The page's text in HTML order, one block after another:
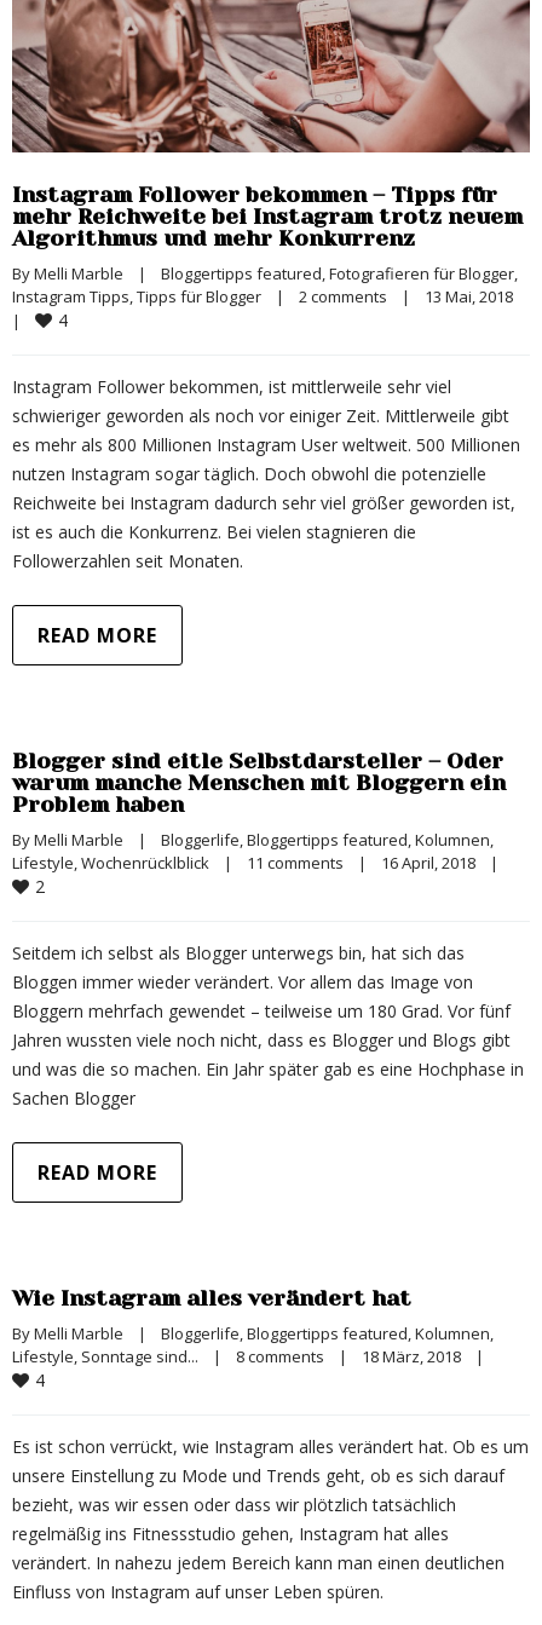
Instagram Follower bekommen – Tipps für
mehr Reichweite bei Instagram trotz neuem
Algorithmus und mehr Konkurrenz
By Melli Marble | Bloggertipps featured, Fotografieren für Blogger
Instagram Tipps, Tipps für Blogger | 2 comments |
|
4
Instagram Follower bekommen, ist mittlerweile sehr viel
schwieriger geworden als noch vor einiger Zeit. Mittlerweile gibt
es mehr als 800 Millionen Instagram User weltweit. 500 Millionen
nutzen Instagram sogar täglich. Doch obwohl die potenzielle
Reichweite bei Instagram dadurch sehr viel größer geworden ist,
ist es auch die Konkurrenz. Bei vielen stagnieren die
Followerzahlen seit Monaten.
READ MORE
Blogger sind eitle Selbstdarsteller – Oder
warum manche Menschen mit Bloggern ein
Problem haben
By Melli Marble | Bloggerlife, Bloggertipps featured, Kolumnen
Lifestyle, Wochenrücklblick | 11 comments | 16 April, 2018 |
2
Seitdem ich selbst als Blogger unterwegs bin, hat sich das
Bloggen immer wieder verändert. Vor allem das Image von
Bloggern mehrfach gewendet – teilweise um 180 Grad. Vor fünf
Jahren wussten viele noch nicht, dass es Blogger und Blogs gibt
und was die so machen. Ein Jahr später gab es eine Hochphase in
Sachen Blogger
READ MORE
Wie Instagram alles verändert hat
By Melli Marble | Bloggerlife, Bloggertipps featured, Kolumnen
Lifestyle, Sonntage sind... | 8 comments | 18 März, 2018 |
4
Es ist schon verrückt, wie Instagram alles verändert hat. Ob es um
unsere Einstellung zu Mode und Trends geht, ob es sich darauf
bezieht, was wir essen oder dass wir plötzlich tatsächlich
regelmäßig ins Fitnessstudio gehen, Instagram hat alles
verändert. In nahezu jedem Bereich kann man einen deutlichen
Einfluss von Instagram auf unser Leben spüren.